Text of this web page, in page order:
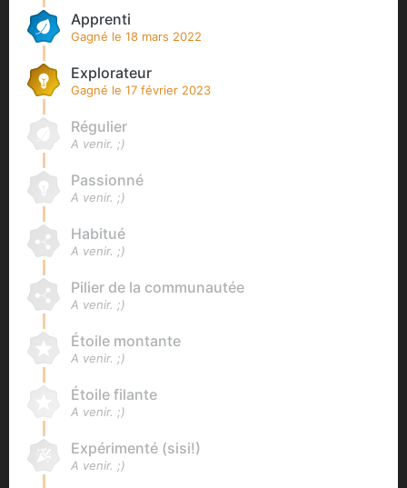
Apprenti
Gagné le 18 mars 2022
Explorateur
Gagné le 17 février 2023
Régulier
A venir. ;)
Passionné
A venir. ;)
Habitué
A venir. ;)
Pilier de la communautée
A venir. ;)
Étoile montante
A venir. ;)
Étoile filante
A venir. ;)
Expérimenté (sisi!)
A venir. ;)